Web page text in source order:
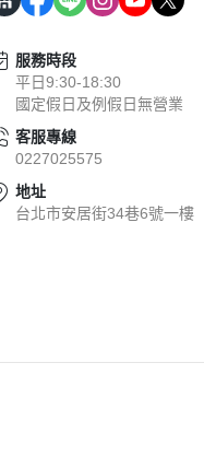
服務時段
平日9:30-18:30
國定假日及例假日無營業
客服專線
0227025575
地址
台北市安居街34巷6號一樓